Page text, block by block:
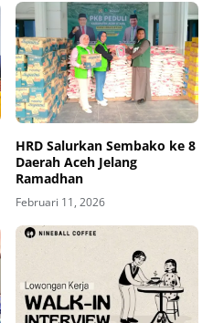
HRD Salurkan Sembako ke 8
Daerah Aceh Jelang
Ramadhan
Februari 11, 2026